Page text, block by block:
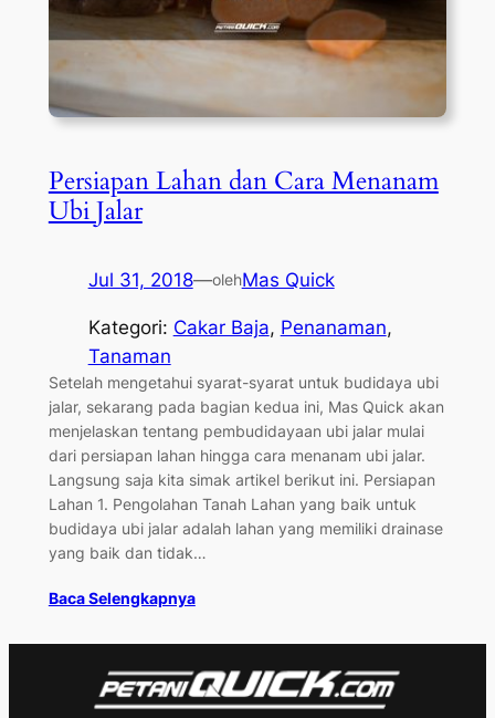
Persiapan Lahan dan Cara Menanam
Ubi Jalar
Jul 31, 2018—olehMas Quick
Kategori: Cakar Baja, Penanaman
Tanaman
Setelah mengetahui syarat-syarat untuk budidaya ubi
jalar, sekarang pada bagian kedua ini, Mas Quick akan
menjelaskan tentang pembudidayaan ubi jalar mulai
dari persiapan lahan hingga cara menanam ubi jalar.
Langsung saja kita simak artikel berikut ini. Persiapan
Lahan 1. Pengolahan Tanah Lahan yang baik untuk
budidaya ubi jalar adalah lahan yang memiliki drainase
yang baik dan tidak…
Baca Selengkapnya